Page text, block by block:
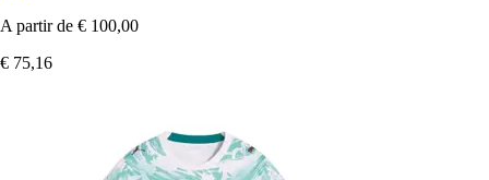
A partir de € 100,00
€ 75,16